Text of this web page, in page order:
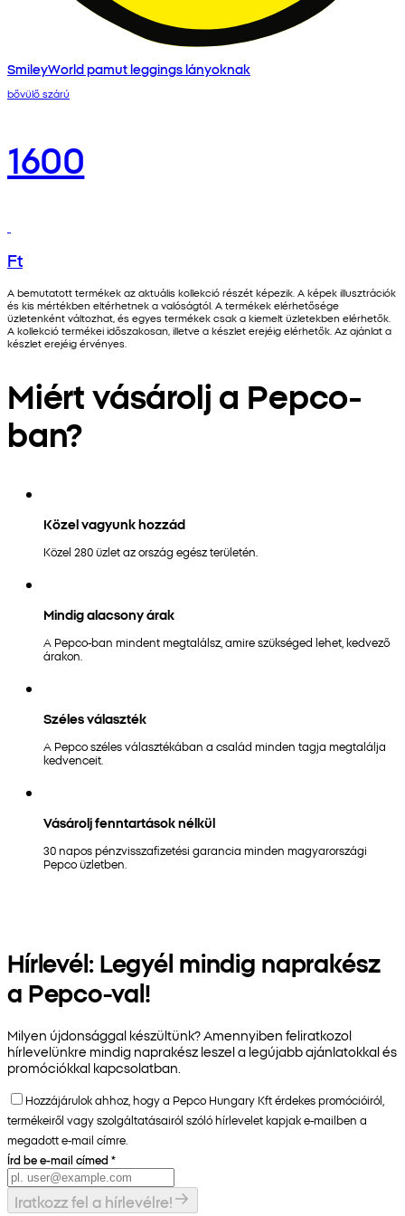
SmileyWorld pamut leggings lányoknak
bővülő szárú
1600
Ft
A bemutatott termékek az aktuális kollekció részét képezik. A képek illusztrációk
és kis mértékben eltérhetnek a valóságtól. A termékek elérhetősége
üzletenként változhat, és egyes termékek csak a kiemelt üzletekben elérhetők.
A kollekció termékei időszakosan, illetve a készlet erejéig elérhetők. Az ajánlat a
készlet erejéig érvényes.
Miért vásárolj a Pepco-
ban?
Közel vagyunk hozzád
Közel 280 üzlet az ország egész területén.
Mindig alacsony árak
A Pepco-ban mindent megtalálsz, amire szükséged lehet, kedvező
árakon.
Széles választék
A Pepco széles választékában a család minden tagja megtalálja
kedvenceit.
Vásárolj fenntartások nélkül
30 napos pénzvisszafizetési garancia minden magyarországi
Pepco üzletben.
Hírlevél: Legyél mindig naprakész
a Pepco-val!
Milyen újdonsággal készültünk? Amennyiben feliratkozol
hírlevelünkre mindig naprakész leszel a legújabb ajánlatokkal és
promóciókkal kapcsolatban.
Hozzájárulok ahhoz, hogy a Pepco Hungary Kft érdekes promócióiról,
termékeiről vagy szolgáltatásairól szóló hírlevelet kapjak e-mailben a
megadott e-mail címre.
Írd be e-mail címed *
Iratkozz fel a hírlevélre!